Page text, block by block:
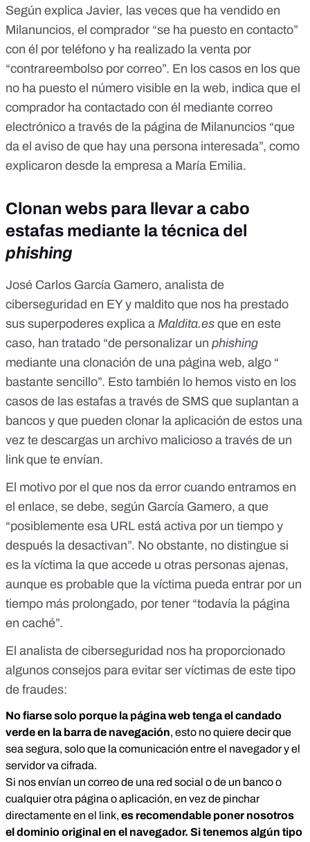
Según explica Javier, las veces que ha vendido en
Milanuncios, el comprador “se ha puesto en contacto”
con él por teléfono y ha realizado la venta por
“contrareembolso por correo”. En los casos en los que
no ha puesto el número visible en la web, indica que el
comprador ha contactado con él mediante correo
electrónico a través de la página de Milanuncios “que
da el aviso de que hay una persona interesada”, como
explicaron desde la empresa a María Emilia.
Clonan webs para llevar a cabo
estafas mediante la técnica del
phishing
José Carlos García Gamero, analista de
ciberseguridad en EYy maldito que nos ha prestado
sus superpoderes explica a Maldita.es que en este
caso, han tratado “de personalizar un phishing
mediante una clonación de una página web, algo “
bastante sencillo”. Esto también lo hemos visto en los
casos de las estafas a través de SMS que suplantan a
bancos y que pueden clonar la aplicación de estos una
vez te descargas un archivo malicioso a través de un
link que te envían.
El motivo por el que nos da error cuando entramos en
el enlace, se debe, según García Gamero, a que
“posiblemente esa URL está activa por un tiempo y
después la desactivan”. No obstante, no distingue si
es la víctima la que accede u otras personas ajenas,
aunque es probable que la víctima pueda entrar por un
tiempo más prolongado, por tener “todavía la página
en caché”.
El analista de ciberseguridad nos ha proporcionado
algunos consejos para evitar ser víctimas de este tipo
de fraudes:
No fiarse solo porque la página web tenga el candado
verde en la barra de navegación, esto no quiere decir que
sea segura, solo que la comunicación entre el navegador y el
servidor va cifrada.
Si nos envían un correo de una red social o de un banco o
cualquier otra página o aplicación, en vez de pinchar
directamente en el link, es recomendable poner nosotros
el dominio original en el navegador. Si tenemos algún tipo